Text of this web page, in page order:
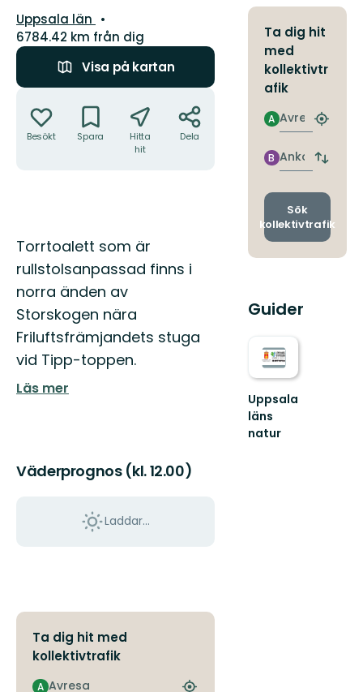
Län:
Uppsala län
6784.42 km från dig
Visa på kartan
Besökt Spara
Hitta
hit
Dela
Beskrivning
Torrtoalett som är
rullstolsanpassad finns i
norra änden av
Storskogen nära
Friluftsfrämjandets stuga
vid Tipp-toppen.
Läs mer
Väderprognos (kl. 12.00)
Laddar...
Ta dig hit med
kollektivtrafik
Avresa
A
Ta dig hit
med
kollektivtr
afik
Avresa
A
Hitta
Ankomst
B
Byt
och
Sök
kollektivtrafik
Guider
Uppsala
läns
natur